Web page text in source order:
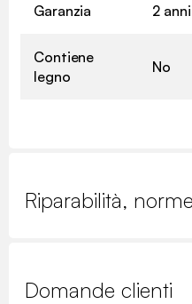
Garanzia 2 anni
Contiene
legno
No
Riparabilità,
Domande clienti